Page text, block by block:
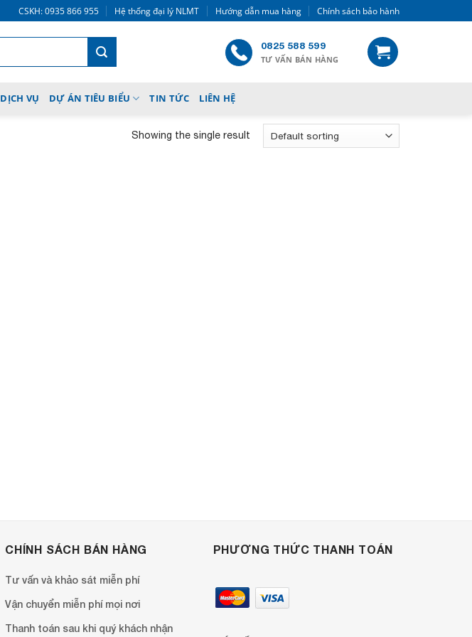
CSKH: 0935 866 955 Hệ thống đại lý NLMT Hướng dẫn mua hàng Chính sách bảo hành
0825 588 599
TƯ VẤN BÁN HÀNG
DỊCH VỤ DỰ ÁN TIÊU BIỂU TIN TỨC LIÊN HỆ
Showing the single result
CHÍNH SÁCH BÁN HÀNG
Tư vấn và khảo sát miễn phí
Vận chuyển miễn phí mọi nơi
Thanh toán sau khi quý khách nhận
PHƯƠNG THỨC THANH TOÁN